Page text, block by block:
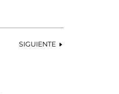
SIGUIENTE